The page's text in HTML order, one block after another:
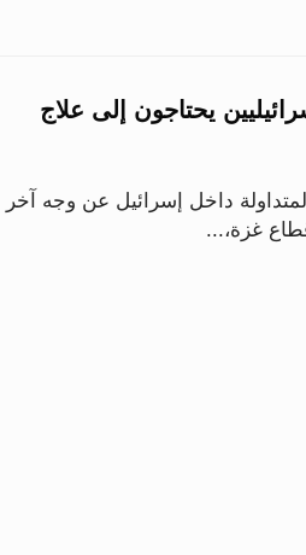
32% من الإسرائيليين يحتاجون إلى علاج
تكشف الأرقام المتداولة داخل إسرائيل عن وجه آخر
غزة،...